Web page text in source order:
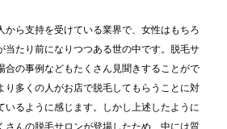
から支持を受けている業界で、女性はもちろ
当たり前になりつつある世の中です。脱毛サ
合の事例などもたくさん見聞きすることがで
り多くの人がお店で脱毛してもらうことに対
いるように感じます。しかし上述したように